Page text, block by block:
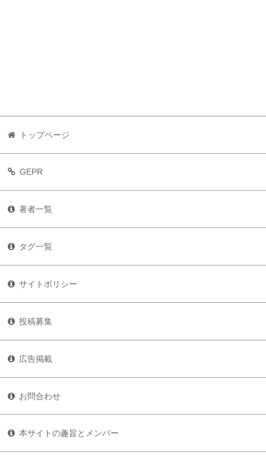
トップページ
GEPR
著者一覧
タグ一覧
サイトポリシー
投稿募集
広告掲載
お問合わせ
本サイトの趣旨とメンバー